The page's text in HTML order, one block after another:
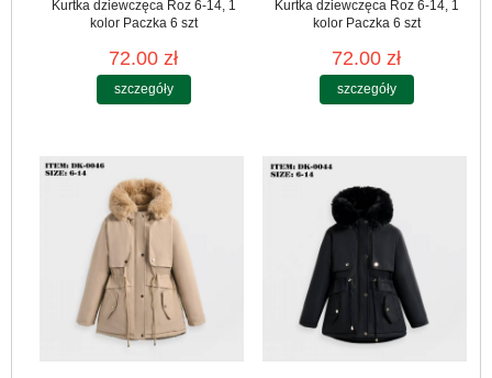
Kurtka dziewczęca Roz 6-14, 1
kolor Paczka 6 szt
72.00 zł
szczegóły
Kurtka dziewczęca Roz 6-14, 1
kolor Paczka 6 szt
72.00 zł
szczegóły